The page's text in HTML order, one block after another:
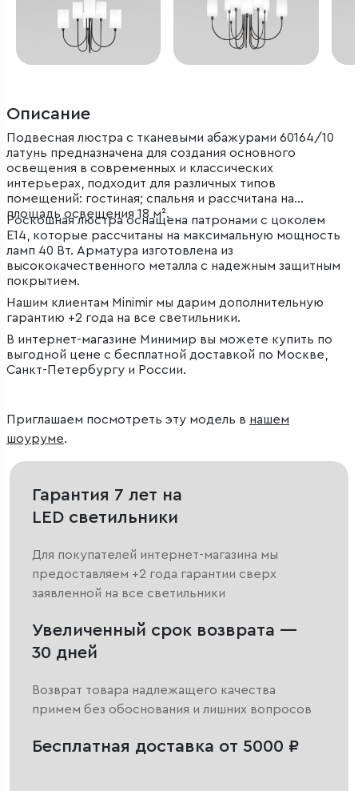
Описание
Подвесная люстра с тканевыми абажурами 60164/10
латунь предназначена для создания основного
освещения в современных и классических
интерьерах, подходит для различных типов
помещений: гостиная; спальня и рассчитана на
площадь освещения 18 м².
Роскошная люстра оснащена патронами с цоколем
Е14, которые рассчитаны на максимальную мощность
ламп 40 Вт. Арматура изготовлена из
высококачественного металла с надежным защитным
покрытием.
Нашим клиентам Minimir мы дарим дополнительную
гарантию +2 года на все светильники.
В интернет-магазине Минимир вы можете купить по
выгодной цене с бесплатной доставкой по Москве,
Санкт-Петербургу и России.
Приглашаем посмотреть эту модель в нашем
шоуруме.
Гарантия 7 лет на
LED светильники
Для покупателей интернет-магазина мы
предоставляем +2 года гарантии сверх
заявленной на все светильники
Увеличенный срок возврата —
30 дней
Возврат товара надлежащего качества
примем без обоснования и лишних вопросов
Бесплатная доставка от 5000 ₽